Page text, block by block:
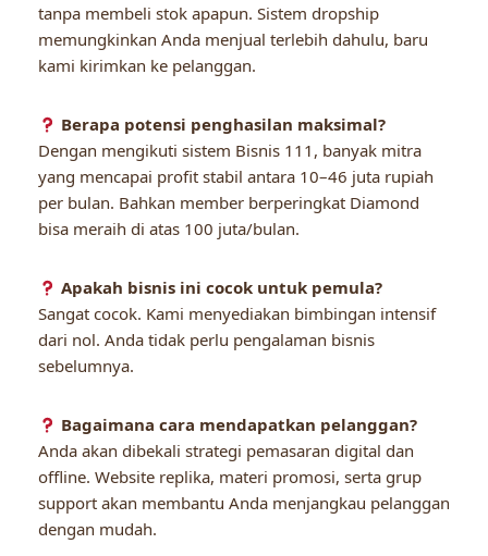
tanpa membeli stok apapun. Sistem dropship
memungkinkan Anda menjual terlebih dahulu, baru
kami kirimkan ke pelanggan.
Berapa potensi penghasilan maksimal?
Dengan mengikuti sistem Bisnis 111, banyak mitra
yang mencapai profit stabil antara 10–46 juta rupiah
per bulan. Bahkan member berperingkat Diamond
bisa meraih di atas 100 juta/bulan.
Apakah bisnis ini cocok untuk pemula?
Sangat cocok. Kami menyediakan bimbingan intensif
dari nol. Anda tidak perlu pengalaman bisnis
sebelumnya.
Bagaimana cara mendapatkan pelanggan?
Anda akan dibekali strategi pemasaran digital dan
offline. Website replika, materi promosi, serta grup
support akan membantu Anda menjangkau pelanggan
dengan mudah.